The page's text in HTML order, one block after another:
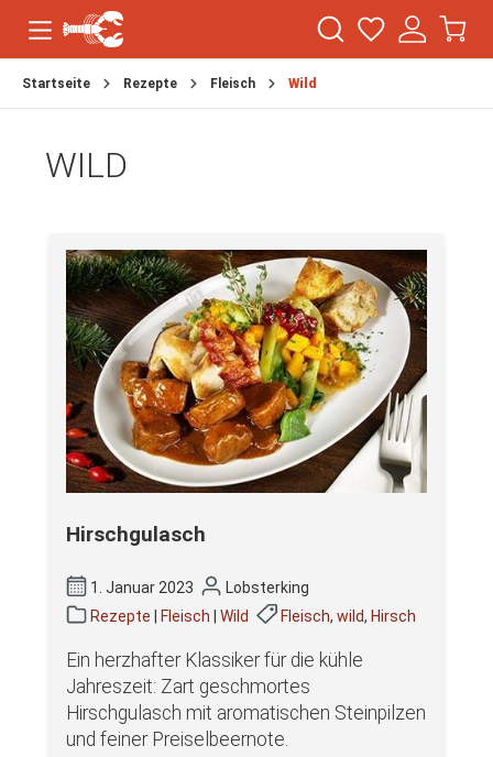
Startseite Rezepte Fleisch Wild
WILD
Hirschgulasch
1. Januar 2023
Lobsterking
Rezepte
Fleisch |Wild Fleisch, wild, Hirsch
Ein herzhafter Klassiker für die kühle
Jahreszeit: Zart geschmortes
Hirschgulasch mit aromatischen Steinpilzen
und feiner Preiselbeernote.